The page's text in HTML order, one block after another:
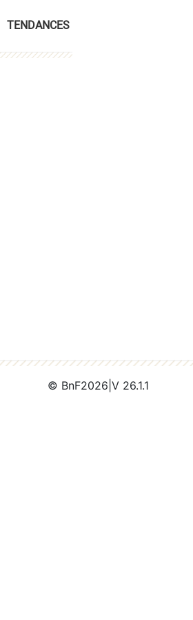
TENDANCES
© BnF2026 V 26.1.1